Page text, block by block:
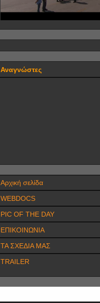
Αναγνώστες
Αρχική σελίδα
WEBDOCS
PIC OF THE DAY
ΕΠΙΚΟΙΝΩΝΙΑ
ΤΑ ΣΧΕΔΙΑ ΜΑΣ
TRAILER